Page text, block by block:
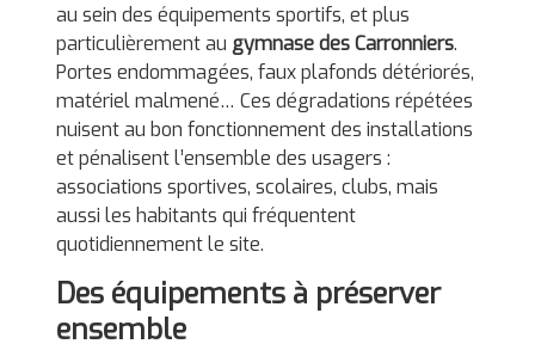
au sein des équipements sportifs, et plus
particulièrement au gymnase des Carronniers.
Portes endommagées, faux plafonds détériorés,
matériel malmené… Ces dégradations répétées
nuisent au bon fonctionnement des installations
et pénalisent l’ensemble des usagers :
associations sportives, scolaires, clubs, mais
aussi les habitants qui fréquentent
quotidiennement le site.
Des équipements à préserver
ensemble